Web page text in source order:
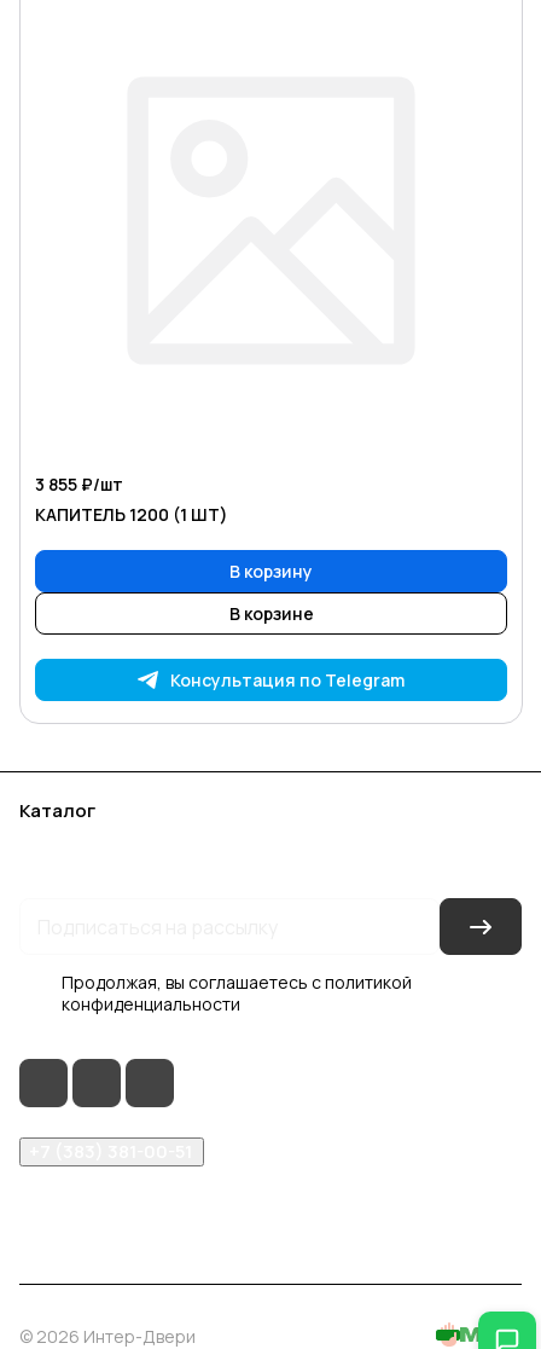
3 855 ₽/шт
КАПИТЕЛЬ 1200 (1 ШТ)
В корзину
В корзине
Консультация по Telegram
Каталог
Продолжая, вы соглашаетесь сполитикой
конфиденциальности
© 2026 Интер-Двери